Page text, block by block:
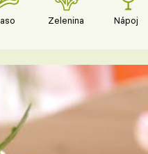
Zelenina Nápoje